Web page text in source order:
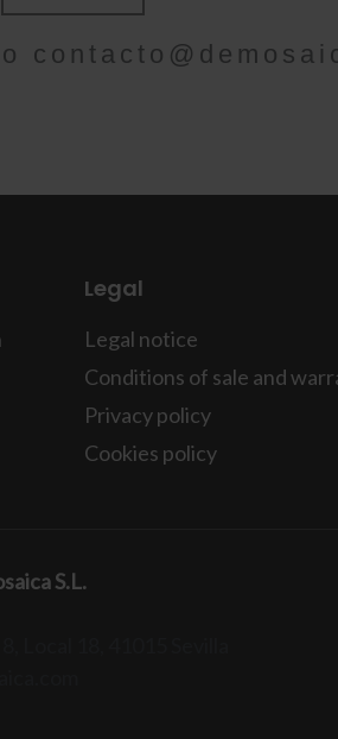
Legal
Legal notice
Conditions of sale and
Privacy policy
Cookies policy
S.L.